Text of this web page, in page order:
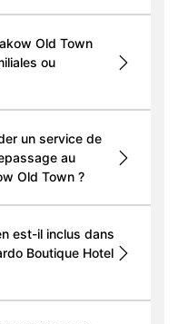
Old Town
ou
un service de
au
Old Town ?
est-il inclus dans
Boutique Hotel